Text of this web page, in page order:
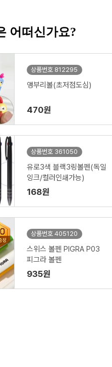
어떠신가요?
상품번호 812295
앵부리볼(초저점도심)
470원
상품번호 361050
유로3색 블랙3링볼펜(독일
잉크/컬러인쇄가능)
168원
상품번호 405120
스위스 볼펜 PIGRA P03
피그라 볼펜
935원